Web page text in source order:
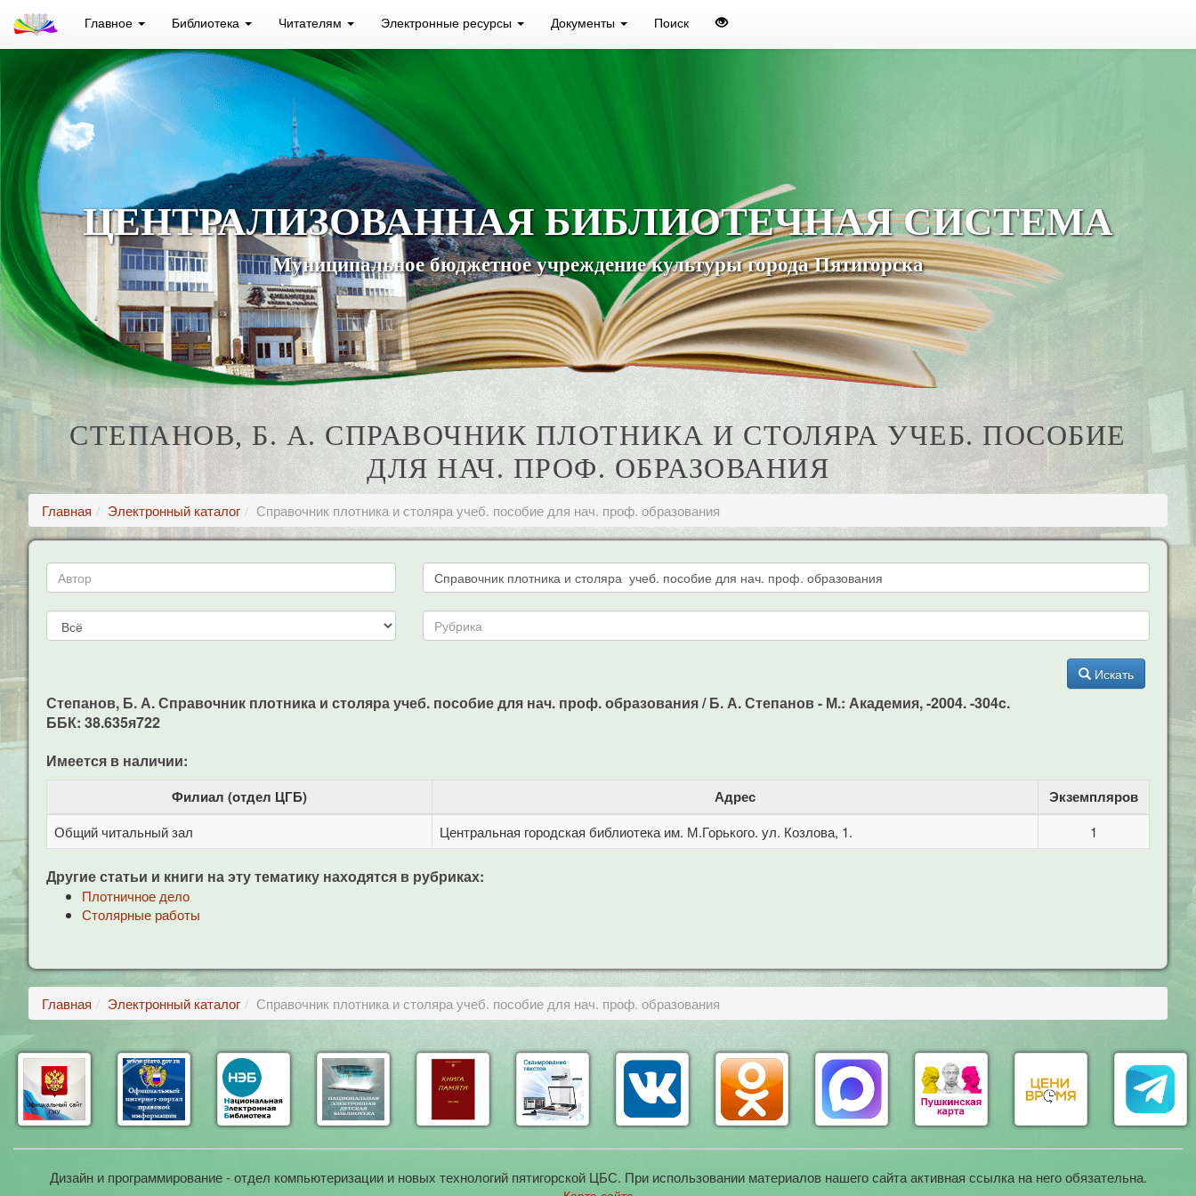
Главное Библиотека Читателям Электронные ресурсы Документы Поиск
ЦЕНТРАЛИЗОВАННАЯ БИБЛИОТЕЧНАЯ СИСТЕМА
Муниципальное бюджетное учреждение культуры города Пятигорска
СТЕПАНОВ, Б. А. СПРАВОЧНИК ПЛОТНИКА И СТОЛЯРА УЧЕБ. ПОСОБИЕ
ДЛЯ НАЧ. ПРОФ. ОБРАЗОВАНИЯ
Главная Электронный каталог Справочник плотника и столяра учеб. пособие для нач. проф. образования
Искать
Степанов, Б. А. Справочник плотника и столяра учеб. пособие для нач. проф. образования / Б. А. Степанов - М.: Академия, -2004. -304c.
ББК: 38.635я722
Имеется в наличии:
Филиал (отдел ЦГБ) Адрес Экземпляров
Общий читальный зал Центральная городская библиотека им. М.Горького. ул. Козлова, 1. 1
Другие статьи и книги на эту тематику находятся в рубриках:
Плотничное дело
Столярные работы
Главная Электронный каталог Справочник плотника и столяра учеб. пособие для нач. проф. образования
Дизайн и программирование - отдел компьютеризации и новых технологий пятигорской ЦБС. При использовании материалов нашего сайта активная ссылка на него обязательна.